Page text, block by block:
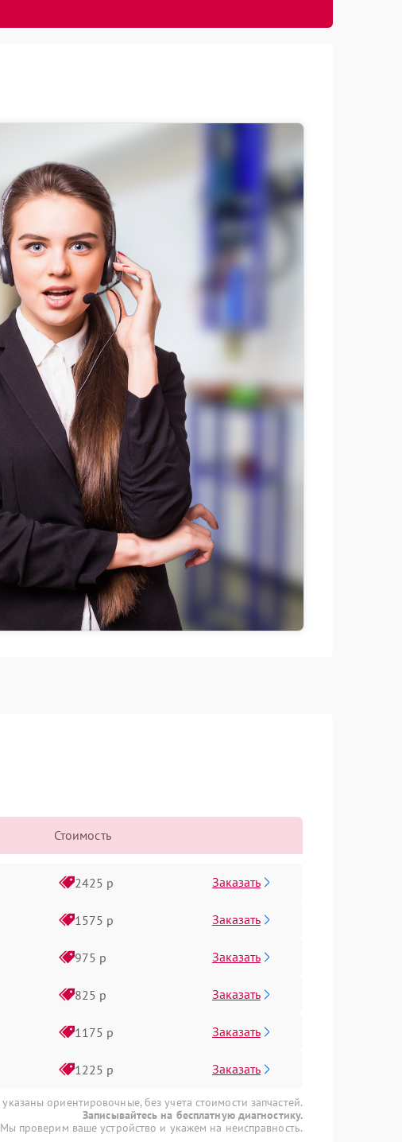
Стоимость
2425 р Заказать
1575 р Заказать
975 р Заказать
825 р Заказать
1175 р Заказать
1225 р Заказать
ориентировочные, без учета стоимости запчастей.
Записывайтесь на бесплатную диагностику.
Мы проверим ваше устройство и укажем на неисправность.